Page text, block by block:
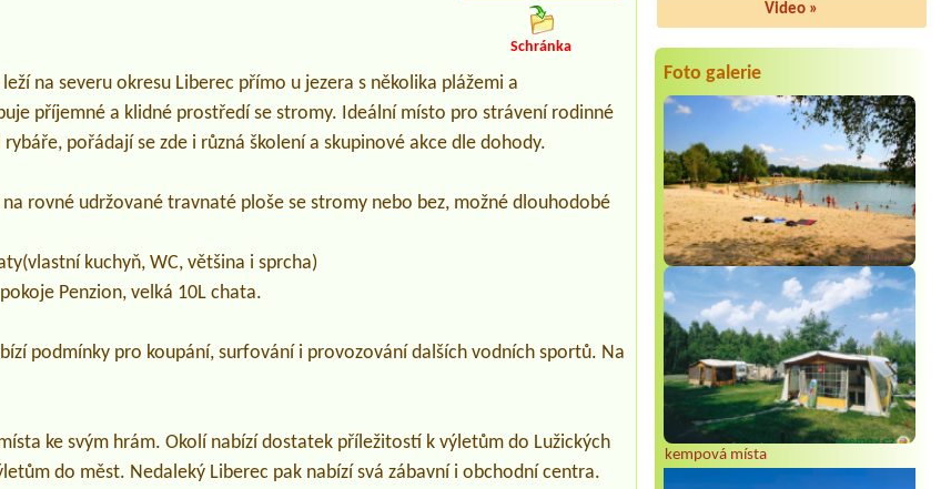
Termín od 2026-08-08 |
Balaton
4L chatka, 4 osoby, lůžkoviny
Termín od 2027-07-10 |
CYCLO CAMP Ostrožská Nová Ves
2x 4L chatka a 8 osob + lůžkoviny1x 8L
bungalov a 8 osob + lůžkoviny
Termín od 2026-08-10 |Kemp Na
Břečkárně
2x místo u vody + 4 dospělý osoby
Video »
Foto galerie
kempová místa
Schránka
na severu okresu Liberec přímo u jezera s několika plážemi a
příjemné a klidné prostředí se stromy. Ideální místo pro strávení rodinné
pořádají se zde i různá školení a skupinové akce dle dohody.
rovné udržované travnaté ploše se stromy nebo bez, možné dlouhodobé
kuchyň, WC, většina i sprcha)
Penzion, velká 10L chata.
podmínky pro koupání, surfování i provozování dalších vodních sportů. Na
ke svým hrám. Okolí nabízí dostatek příležitostí k výletům do Lužických
do měst. Nedaleký Liberec pak nabízí svá zábavní i obchodní centra.